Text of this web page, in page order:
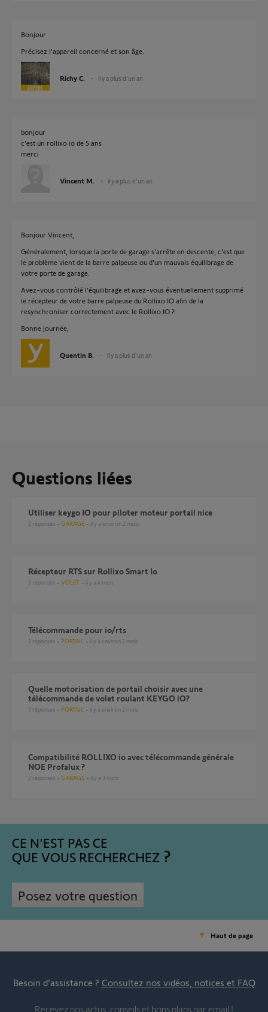
Bonjour
Précisez l'appareil concerné et son âge.
Richy C. il y a plus d'un an
bonjour
c'est un rollixo io de 5 ans
merci
Vincent M. il y a plus d'un an
Bonjour Vincent,
Généralement, lorsque la porte de garage s'arrête en descente, c'est que
le problème vient de la barre palpeuse ou d'un mauvais équilibrage de
votre porte de garage.
Avez-vous contrôlé l'équilibrage et avez-vous éventuellement supprimé
le récepteur de votre barre palpeuse du Rollixo IO afin de la
resynchroniser correctement avec le Rollixo IO ?
Bonne journée,
Quentin B. il y a plus d'un an
Questions liées
Utiliser keygo IO pour piloter moteur portail nice
2 réponses GARAGE il y a environ 2 mois
Récepteur RTS sur Rollixo Smart Io
2 réponses VOLET il y a 4 mois
télécommande pour io/rts
2 réponses PORTAIL il y a environ 2 mois
Quelle motorisation de portail choisir avec une
télécommande de volet roulant KEYGO iO?
5 réponses PORTAIL il y a environ 2 mois
compatibilité ROLLIXO io avec télécommande générale
NOE Profalux ?
2 réponses GARAGE il y a 3 mois
CE N'EST PAS CE
QUE VOUS RECHERCHEZ
Posez votre question
Haut de page
Besoin d’assistance ? Consultez nos vidéos, notices et FAQ
Recevez nos actus, conseils et bons plans par email !